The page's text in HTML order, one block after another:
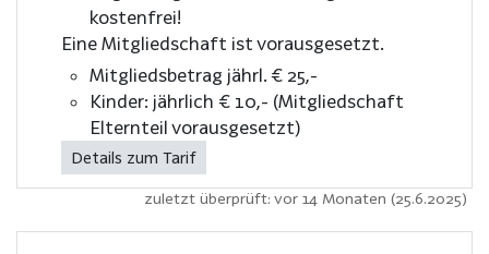
kostenfrei!
Eine Mitgliedschaft ist vorausgesetzt.
Mitgliedsbetrag jährl. € 25,-
Kinder: jährlich € 10,- (Mitgliedschaft
Elternteil vorausgesetzt)
Details zum Tarif
zuletzt überprüft: vor 14 Monaten (25.6.2025)